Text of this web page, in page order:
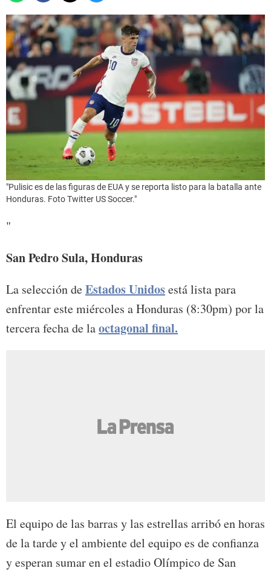
"Pulisic es de las figuras de EUA y se reporta listo para la batalla ante
Honduras. Foto Twitter US Soccer."
"
San Pedro Sula, Honduras
La selección deEstados Unidosestá lista para
enfrentar este miércoles a Honduras (8:30pm) por la
tercera fecha de laoctagonal final.
El equipo de las barras y las estrellas arribó en horas
de la tarde y el ambiente del equipo es de confianza
y esperan sumar en el estadio Olímpico de San